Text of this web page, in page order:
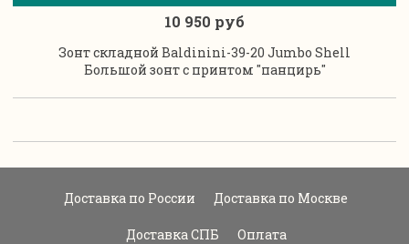
10 950 руб
Зонт складной Baldinini-39-20 Jumbo Shell
Большой зонт с принтом "панцирь"
Доставка по России Доставка по Москве
Доставка СПБ Оплата